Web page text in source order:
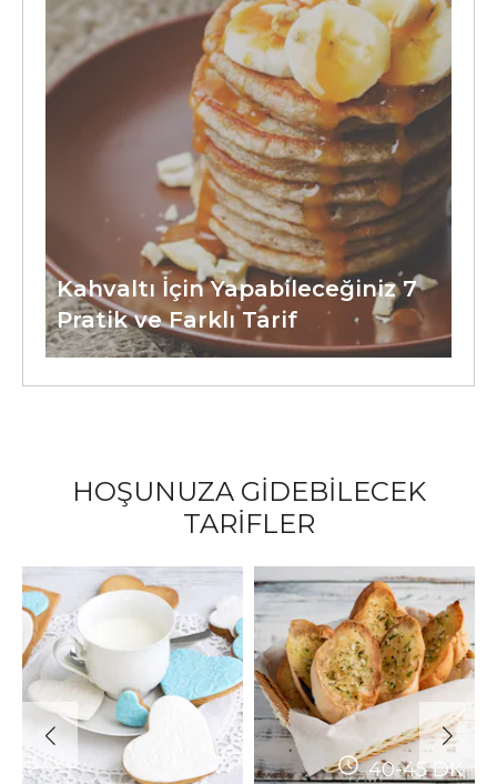
Kahvaltı İçin Yapabileceğiniz 7
Pratik ve Farklı Tarif
HOŞUNUZA GİDEBİLECEK
TARİFLER
40-45DK